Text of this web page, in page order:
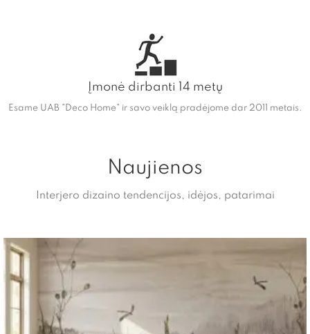
Įmonė dirbanti 14 metų
Esame UAB "Deco Home" ir savo veiklą pradėjome dar 2011 metais.
Naujienos
Interjero dizaino tendencijos, idėjos, patarimai